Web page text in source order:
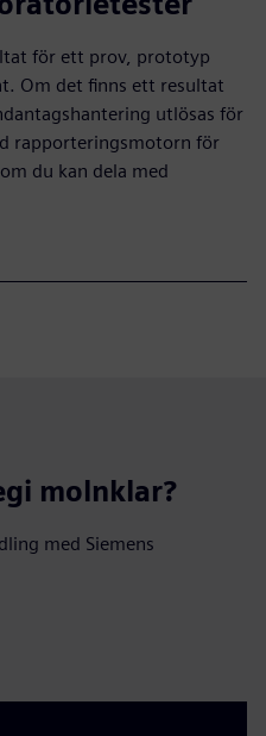
för ett prov, prototyp
Om det finns ett resultat
utlösas för
rapporteringsmotorn för
du kan dela med
molnklar?
med Siemens